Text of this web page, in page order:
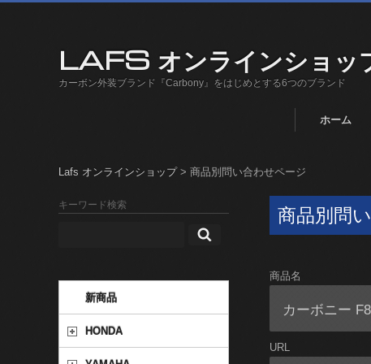
LAFS オンラインショッ
カーボン外装ブランド『Carbony』をはじめとする6つのブランド
ホーム
Lafs オンラインショップ> 商品別問い合わせページ
商品別問
商品名
URL
キーワード検索
新商品
HONDA